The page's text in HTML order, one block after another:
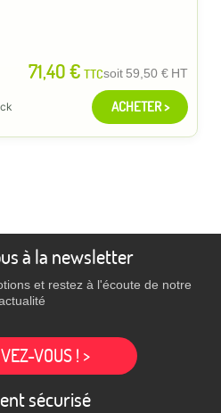
71,40 € TTCsoit 59,50 € HT
ACHETER >
à la newsletter
et restez à l'écoute de notre
VOUS ! >
sécurisé